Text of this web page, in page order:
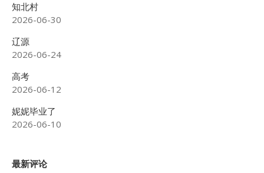
知北村
2026-06-30
辽源
2026-06-24
高考
2026-06-12
妮妮毕业了
2026-06-10
最新评论